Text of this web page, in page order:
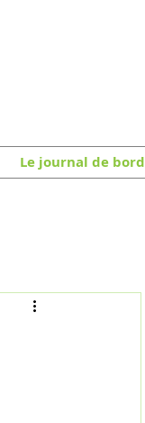
Le journal de bord